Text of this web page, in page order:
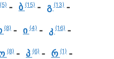
(5) ბ (15) გ (13)
(8) ი (4) კ (16)
(8) პ (6) რ (1)